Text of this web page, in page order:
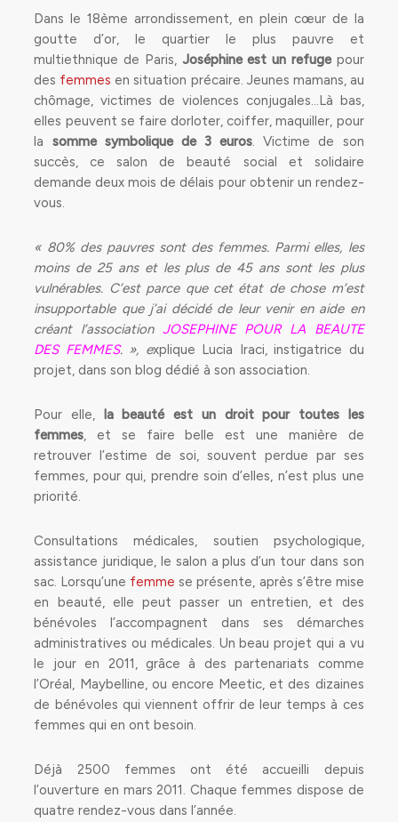
Dans le 18ème arrondissement, en plein cœur de la
goutte d’or, le quartier le plus pauvre et
multiethnique de Paris, Joséphine est un refugepour
des femmes en situation précaire. Jeunes mamans, au
chômage, victimes de violences conjugales…Là bas,
elles peuvent se faire dorloter, coiffer,maquiller, pour
la somme symbolique de 3 euros. Victime de son
succès, cesalon de beauté social et solidaire
demande deux mois de délais pour obtenir un rendez-
vous.
« 80% des pauvres sont des femmes. Parmi elles, les
moins de 25 ans et les plus de 45 ans sont les plus
vulnérables. C’est parce que cet état de chose m’est
insupportable que j’ai décidé de leur venir en aide en
créant l’association JOSEPHINE POUR LA BEAUTE
DES FEMMES. », explique Lucia Iraci, instigatrice du
projet, dans son blog dédié à son association.
Pour elle, la beauté est un droit pour toutes les
femmes, et se faire belle est une manière de
retrouver l’estime de soi, souvent perdue par ses
femmes, pour qui, prendre soin d’elles, n’est plus une
priorité.
Consultations médicales, soutien psychologique,
assistance juridique, le salon a plus d’un tour dans son
sac. Lorsqu’une femme se présente, après s’être mise
en beauté, elle peut passer un entretien, et des
bénévoles l’accompagnent dans ses démarches
administratives ou médicales. Un beau projet qui a vu
le jour en 2011, grâce à des partenariats comme
l’Oréal, Maybelline, ou encore Meetic, et des dizaines
de bénévoles qui viennent offrir de leur temps à ces
femmes qui en ont besoin.
Déjà 2500 femmes ont été accueilli depuis
l’ouverture en mars 2011. Chaque femmes dispose de
quatre rendez-vous dans l’année.